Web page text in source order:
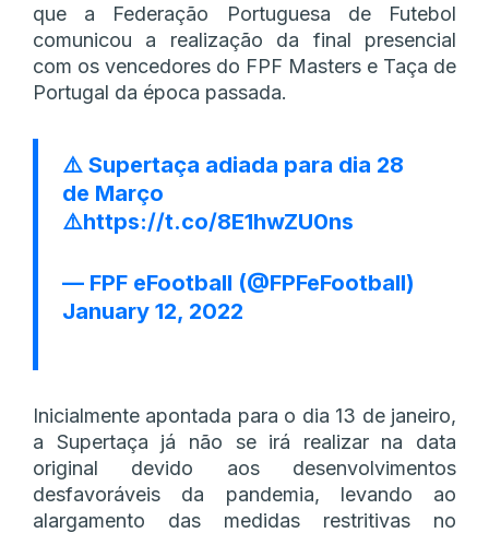
que a Federação Portuguesa de Futebol
comunicou a realização da final presencial
com os vencedores do FPF Masters e Taça de
Portugal da época passada.
⚠️ Supertaça adiada para dia 28
de Março
⚠️https://t.co/8E1hwZU0ns
— FPF eFootball (@FPFeFootball)
January 12, 2022
Inicialmente apontada para o dia 13 de janeiro,
a Supertaça já não se irá realizar na data
original devido aos desenvolvimentos
desfavoráveis da pandemia, levando ao
alargamento das medidas restritivas no